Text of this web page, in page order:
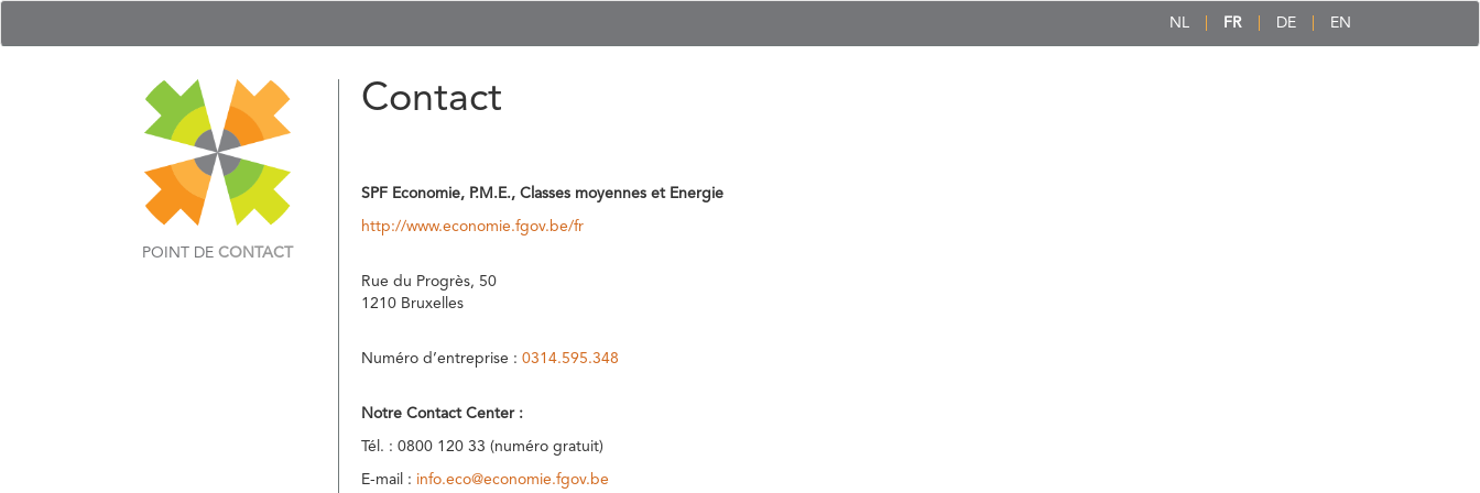
NL FR DE EN
POINT DE CONTACT
Contact
SPF Economie, P.M.E., Classes moyennes et Energie
http://www.economie.fgov.be/fr
Rue du Progrès, 50
1210 Bruxelles
Numéro d’entreprise : 0314.595.348
Notre Contact Center :
Tél. : 0800 120 33 (numéro gratuit)
E-mail : info.eco@economie.fgov.be